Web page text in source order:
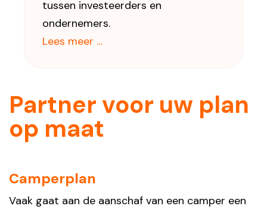
tussen investeerders en
ondernemers.
Lees meer …
Partner voor uw plan
op maat
Camperplan
Vaak gaat aan de aanschaf van een camper een